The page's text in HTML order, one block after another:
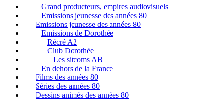
Grand producteurs, empires audiovisuels
Emissions jeunesse des années 80
Emissions jeunesse des années 80
Emissions de Dorothée
Récré A2
Club Dorothée
Les sitcoms AB
En dehors de la France
Films des années 80
Séries des années 80
Dessins animés des années 80